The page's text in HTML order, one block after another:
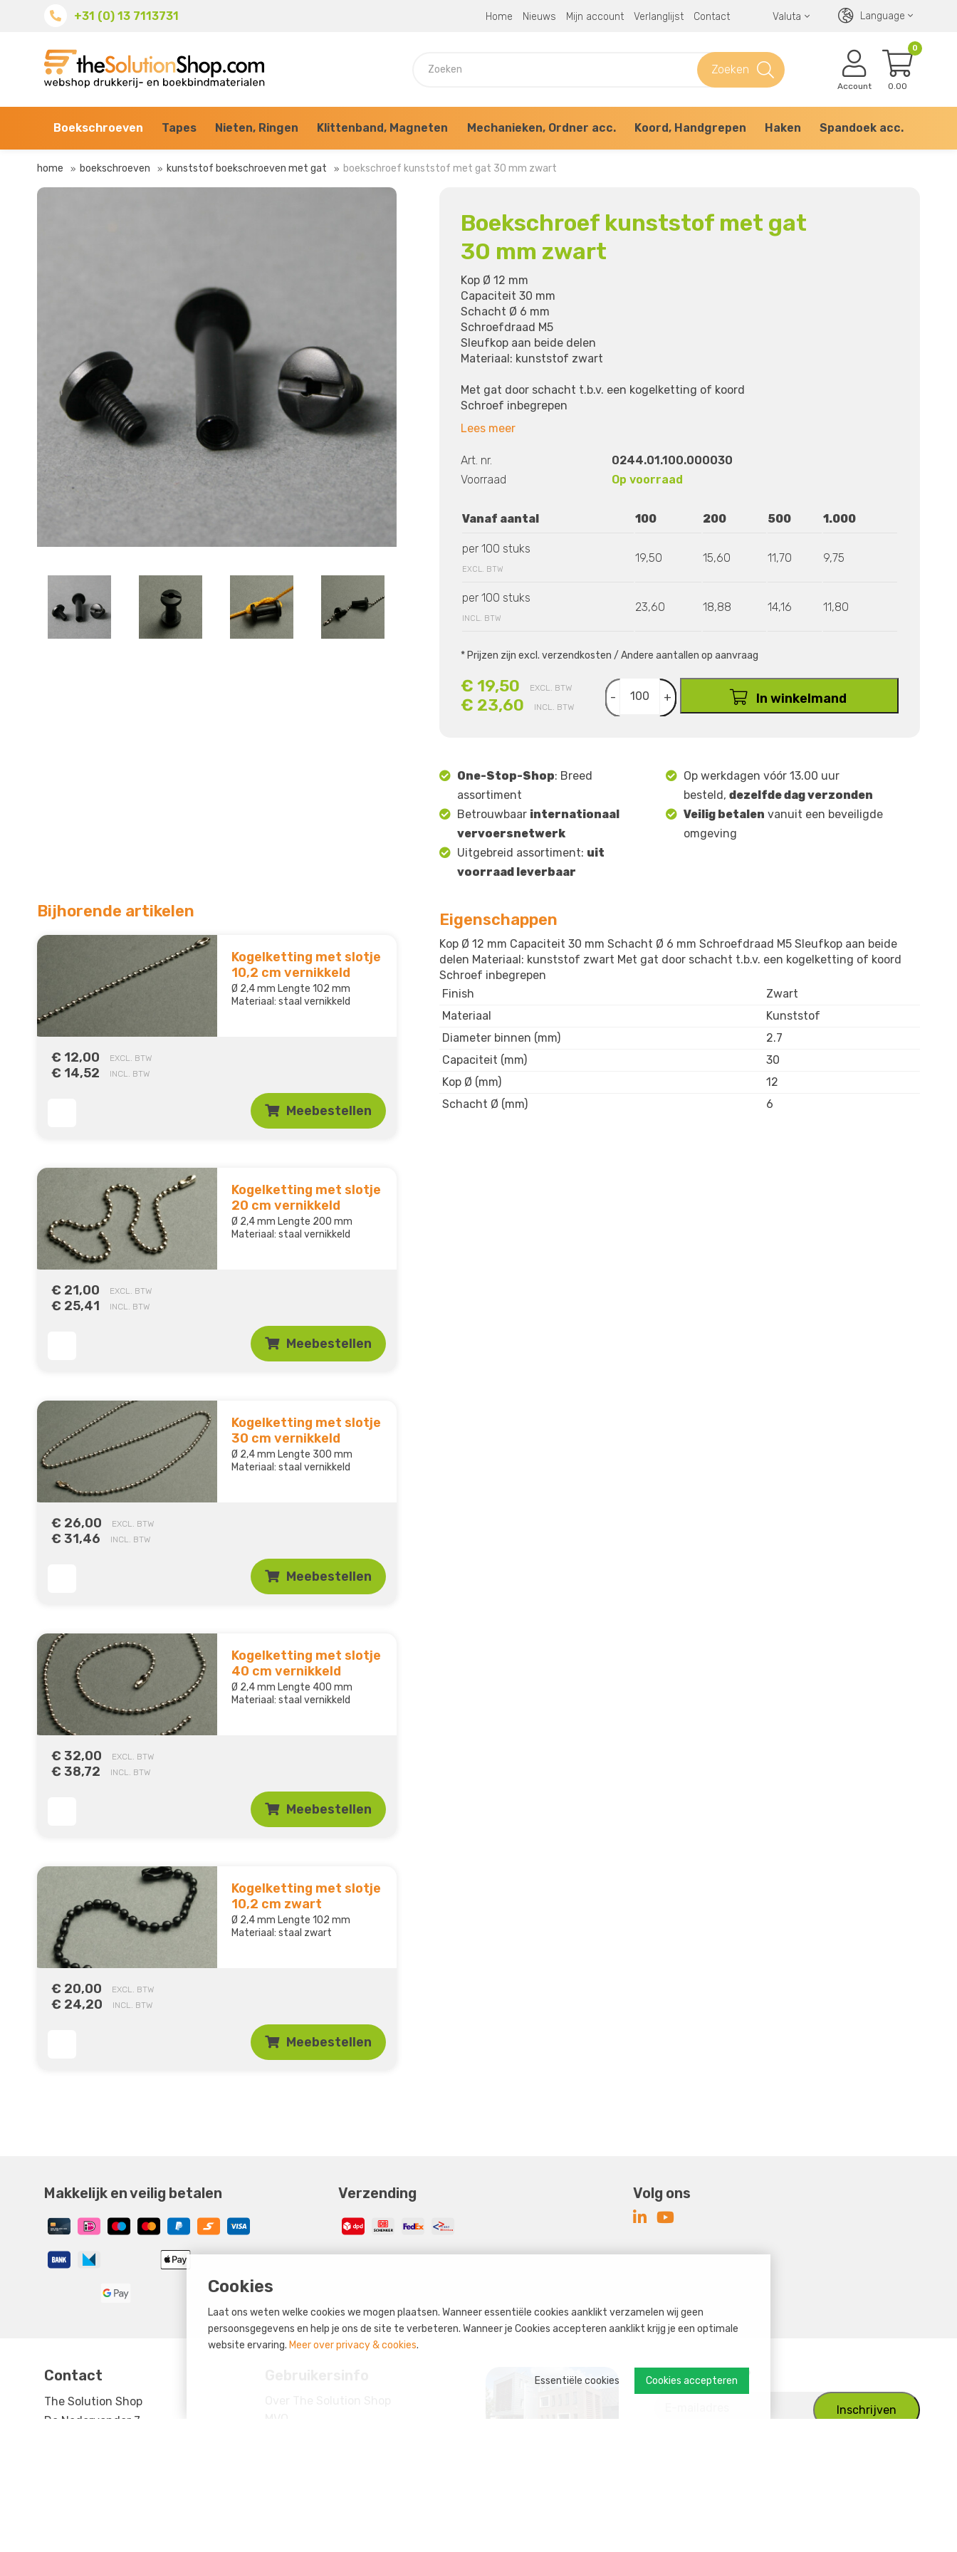
Cookies
Laat ons weten welke cookies we mogen plaatsen. Wanneer essentiële cookies aanklikt verzamelen wij geen
persoonsgegevens en help je ons de site te verbeteren. Wanneer je Cookies accepteren aanklikt krijg je een optimale
website ervaring. Meer over privacy & cookies.
Cookies accepteren
Essentiële cookies
+31 (0) 13 7113731 Language
Valuta
Home Nieuws Mijn account Verlanglijst Contact
Zoeken
0
0.00
Account
Boekschroeven Tapes Nieten, Ringen Klittenband, Magneten Mechanieken, Ordner acc. Koord, Handgrepen Haken Spandoek acc.
home boekschroeven kunststof boekschroeven met gat boekschroef kunststof met gat 30 mm zwart
Bijhorende artikelen
Kogelketting met slotje
10,2 cm vernikkeld
Ø 2,4 mm Lengte 102 mm
Materiaal: staal vernikkeld
€ 12,00 EXCL. BTW
€ 14,52 INCL. BTW
Meebestellen
Kogelketting met slotje
20 cm vernikkeld
Ø 2,4 mm Lengte 200 mm
Materiaal: staal vernikkeld
€ 21,00 EXCL. BTW
€ 25,41 INCL. BTW
Meebestellen
Kogelketting met slotje
30 cm vernikkeld
Ø 2,4 mm Lengte 300 mm
Materiaal: staal vernikkeld
€ 26,00 EXCL. BTW
€ 31,46 INCL. BTW
Meebestellen
Kogelketting met slotje
40 cm vernikkeld
Ø 2,4 mm Lengte 400 mm
Materiaal: staal vernikkeld
€ 32,00 EXCL. BTW
€ 38,72 INCL. BTW
Meebestellen
Kogelketting met slotje
10,2 cm zwart
Ø 2,4 mm Lengte 102 mm
Materiaal: staal zwart
€ 20,00 EXCL. BTW
€ 24,20 INCL. BTW
Meebestellen
Boekschroef kunststof met gat
30 mm zwart
Kop Ø 12 mm
Capaciteit 30 mm
Schacht Ø 6 mm
Schroefdraad M5
Sleufkop aan beide delen
Materiaal: kunststof zwart
Met gat door schacht t.b.v. een kogelketting of koord
Schroef inbegrepen
Lees meer
Art. nr.
0244.01.100.000030
Voorraad
Op voorraad
Vanaf aantal 100 200 500 1.000
per 100 stuks
EXCL. BTW
19,50 15,60 11,70 9,75
per 100 stuks
INCL. BTW
23,60 18,88 14,16 11,80
* Prijzen zijn excl. verzendkosten / Andere aantallen op aanvraag
€ 19,50 EXCL. BTW
€ 23,60 INCL. BTW
- + In winkelmand
One-Stop-Shop: Breed
assortiment
Op werkdagen vóór 13.00 uur
besteld, dezelfde dag verzonden
Betrouwbaar internationaal
vervoersnetwerk
Veilig betalen vanuit een beveiligde
omgeving
Uitgebreid assortiment: uit
voorraad leverbaar
Eigenschappen
Kop Ø 12 mm Capaciteit 30 mm Schacht Ø 6 mm Schroefdraad M5 Sleufkop aan beide
delen Materiaal: kunststof zwart Met gat door schacht t.b.v. een kogelketting of koord
Schroef inbegrepen
Finish
Zwart
Materiaal
Kunststof
Diameter binnen (mm)
2.7
Capaciteit (mm)
30
Kop Ø (mm)
12
Schacht Ø (mm)
6
Makkelijk en veilig betalen Verzending Volg ons
Contact
The Solution Shop
De Nedervonder 7
Niets missen?